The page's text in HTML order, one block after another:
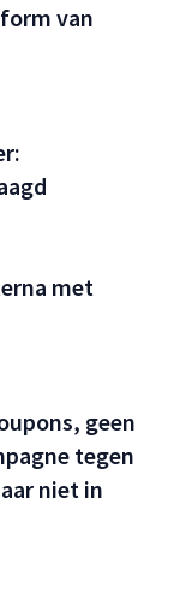
van
met
geen
tegen
niet in